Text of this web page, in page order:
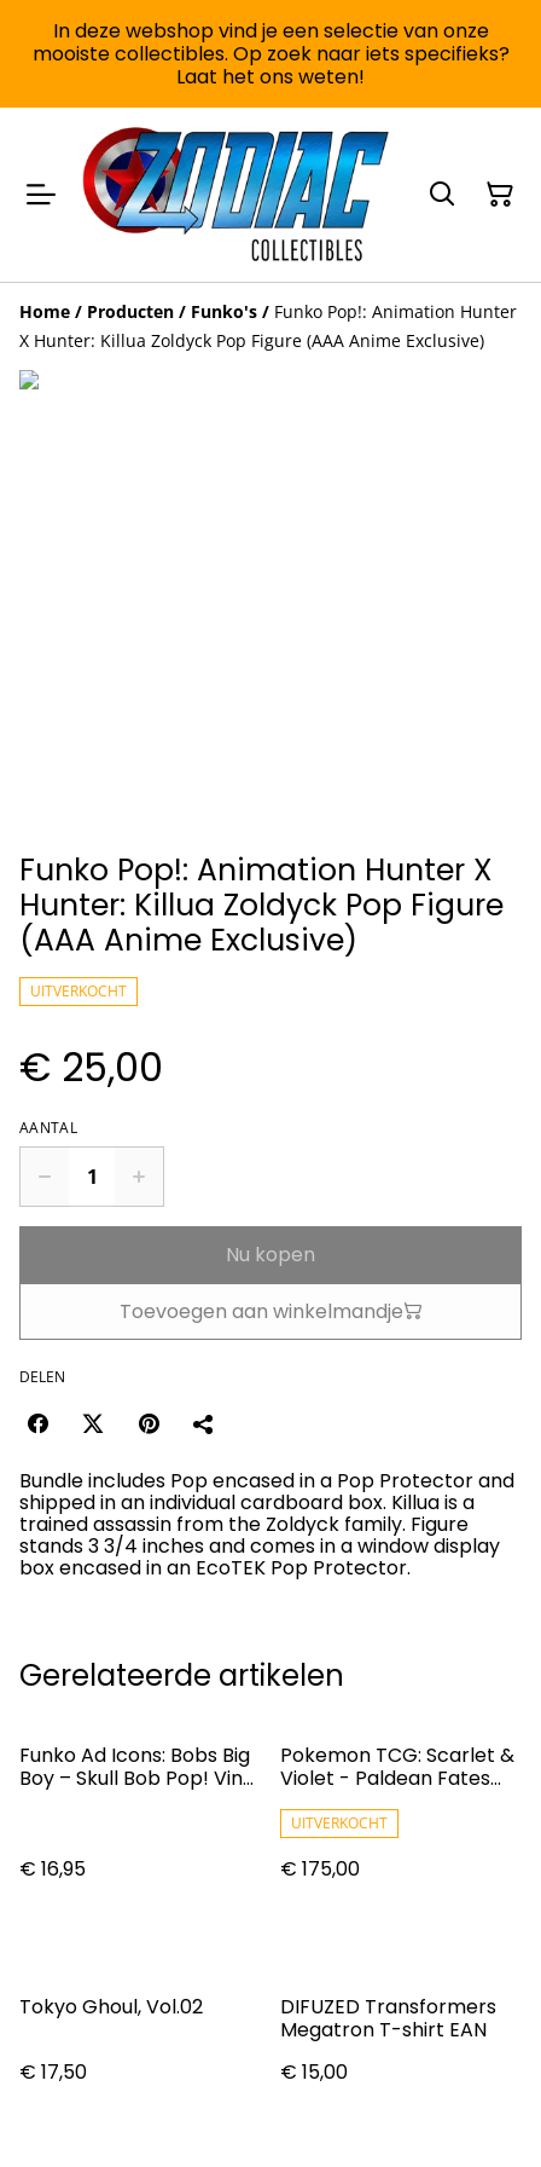
In deze webshop vind je een selectie van onze
mooiste collectibles. Op zoek naar iets specifieks?
Laat het ons weten!
Home / Producten / Funko's / Funko Pop!: Animation Hunter
X Hunter: Killua Zoldyck Pop Figure (AAA Anime Exclusive)
Funko Pop!: Animation Hunter X
Hunter: Killua Zoldyck Pop Figure
(AAA Anime Exclusive)
UITVERKOCHT
€ 25,00
AANTAL
Nu kopen
Toevoegen aan winkelmandje
DELEN
Bundle includes Pop encased in a Pop Protector and
shipped in an individual cardboard box. Killua is a
trained assassin from the Zoldyck family. Figure
stands 3 3/4 inches and comes in a window display
box encased in an EcoTEK Pop Protector.
Gerelateerde artikelen
Funko Ad Icons: Bobs Big
Boy – Skull Bob Pop! Vinyl
€ 16,95
Pokemon TCG: Scarlet &
Violet - Paldean Fates
UITVERKOCHT
€ 175,00
Tokyo Ghoul, Vol.02
€ 17,50
DIFUZED Transformers
Megatron T-shirt EAN
€ 15,00